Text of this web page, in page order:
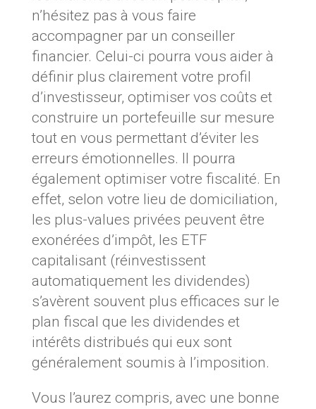
n’hésitez pas à vous faire
accompagner par un conseiller
financier. Celui-ci pourra vous aider à
définir plus clairement votre profil
d’investisseur, optimiser vos coûts et
construire un portefeuille sur mesure
tout en vous permettant d’éviter les
erreurs émotionnelles. Il pourra
également optimiser votre fiscalité. En
effet, selon votre lieu de domiciliation,
les plus-values privées peuvent être
exonérées d’impôt, les ETF
capitalisant (réinvestissent
automatiquement les dividendes)
s’avèrent souvent plus efficaces sur le
plan fiscal que les dividendes et
intérêts distribués qui eux sont
généralement soumis à l’imposition.
Vous l’aurez compris, avec une bonne